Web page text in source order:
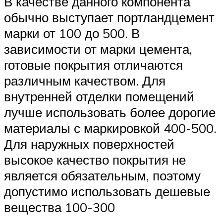
обычно выступает портландцемент
марки от 100 до 500. В
зависимости от марки цемента,
готовые покрытия отличаются
различным качеством. Для
внутренней отделки помещений
лучше использовать более дорогие
материалы с маркировкой 400-500.
Для наружных поверхностей
высокое качество покрытия не
является обязательным, поэтому
допустимо использовать дешевые
вещества 100-300